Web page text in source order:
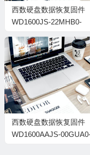
西数硬盘数据恢复固件
WD1600JS-22MHB0-
WCANM7093447-
0002002E
西数硬盘数据恢复固件
WD1600AAJS-